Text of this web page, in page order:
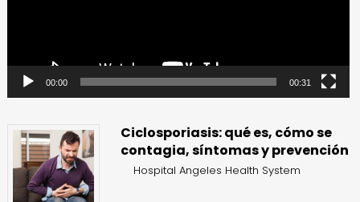
00:00 00:31
Ciclosporiasis: qué es, cómo se
contagia, síntomas y prevención
Hospital Angeles Health System